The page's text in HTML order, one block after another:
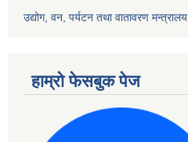
उद्योग, वन, पर्यटन तथा वातावरण मन्त्रालय
हाम्रो फेसबुक पेज